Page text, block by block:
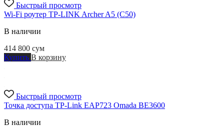
Быстрый просмотр
Wi-Fi роутер TP-LINK Archer A5 (C50)
В наличии
414 800 сум
Купить В корзину
Быстрый просмотр
Точка доступа TP-Link EAP723 Omada BE3600
В наличии